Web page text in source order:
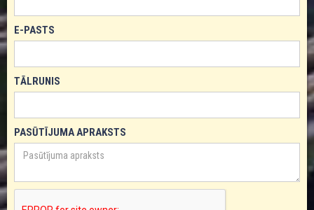
E-PASTS
TĀLRUNIS
PASŪTĪJUMA APRAKSTS